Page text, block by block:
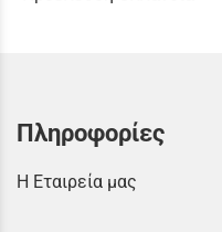
Πληροφορίες
Η Εταιρεία μας